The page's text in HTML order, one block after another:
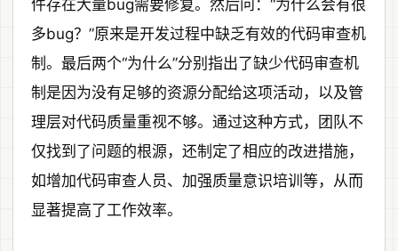
件存在大量bug需要修复。然后问：“为什么会有很
多bug？”原来是开发过程中缺乏有效的代码审查机
制。最后两个“为什么”分别指出了缺少代码审查机
制是因为没有足够的资源分配给这项活动，以及管
理层对代码质量重视不够。通过这种方式，团队不
仅找到了问题的根源，还制定了相应的改进措施，
如增加代码审查人员、加强质量意识培训等，从而
显著提高了工作效率。